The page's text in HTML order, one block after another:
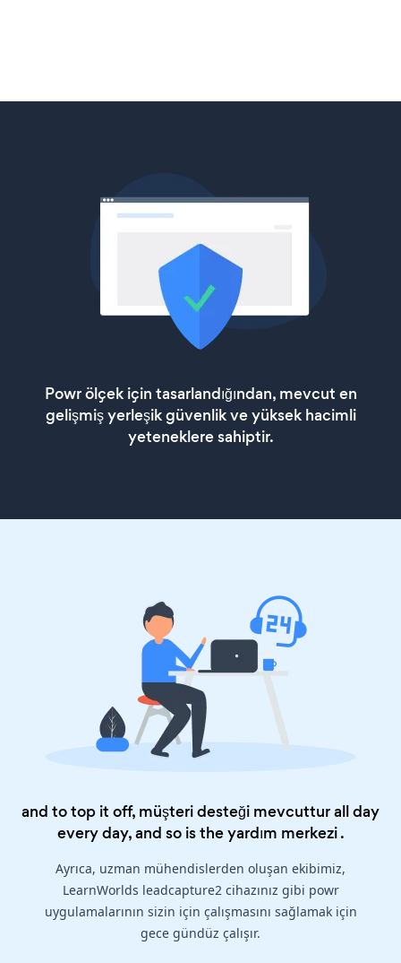
Powr ölçek için tasarlandığından, mevcut en
gelişmiş yerleşik güvenlik ve yüksek hacimli
yeteneklere sahiptir.
and to top it off, müşteri desteği mevcuttur all day
every day, and so is theyardım merkezi.
Ayrıca, uzman mühendislerden oluşan ekibimiz,
LearnWorlds leadcapture2 cihazınız gibi powr
uygulamalarının sizin için çalışmasını sağlamak için
gece gündüz çalışır.